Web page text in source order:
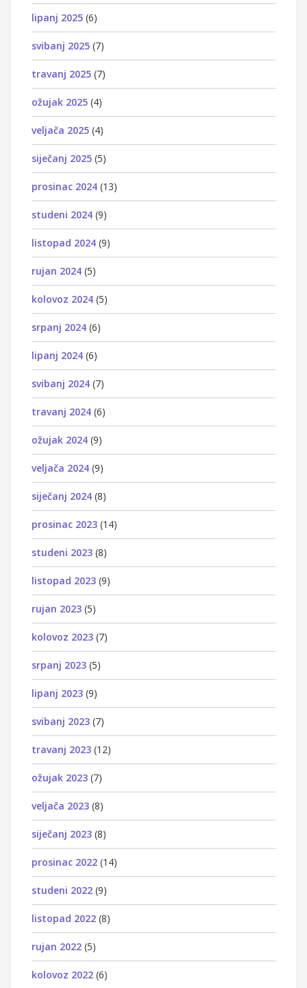
lipanj 2025 (6)
svibanj 2025 (7)
travanj 2025 (7)
ožujak 2025 (4)
veljača 2025 (4)
siječanj 2025 (5)
prosinac 2024 (13)
studeni 2024 (9)
listopad 2024 (9)
rujan 2024 (5)
kolovoz 2024 (5)
srpanj 2024 (6)
lipanj 2024 (6)
svibanj 2024 (7)
travanj 2024 (6)
ožujak 2024 (9)
veljača 2024 (9)
siječanj 2024 (8)
prosinac 2023 (14)
studeni 2023 (8)
listopad 2023 (9)
rujan 2023 (5)
kolovoz 2023 (7)
srpanj 2023 (5)
lipanj 2023 (9)
svibanj 2023 (7)
travanj 2023 (12)
ožujak 2023 (7)
veljača 2023 (8)
siječanj 2023 (8)
prosinac 2022 (14)
studeni 2022 (9)
listopad 2022 (8)
rujan 2022 (5)
kolovoz 2022 (6)